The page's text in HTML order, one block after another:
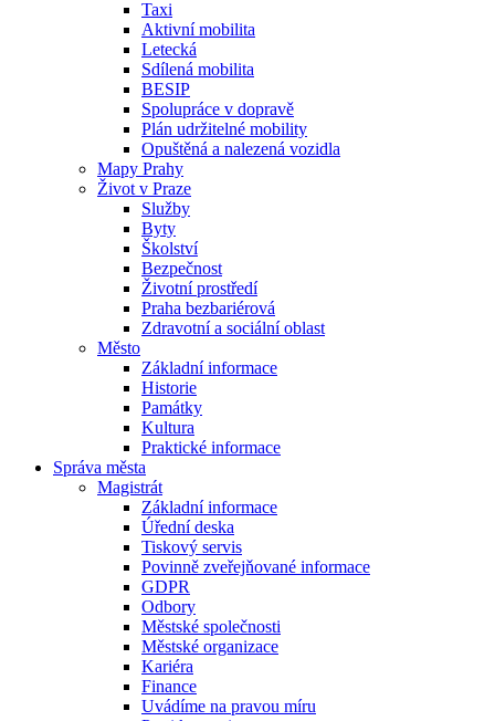
Taxi
Aktivní mobilita
Letecká
Sdílená mobilita
BESIP
Spolupráce v dopravě
Plán udržitelné mobility
Opuštěná a nalezená vozidla
Mapy Prahy
Život v Praze
Služby
Byty
Školství
Bezpečnost
Životní prostředí
Praha bezbariérová
Zdravotní a sociální oblast
Město
Základní informace
Historie
Památky
Kultura
Praktické informace
Správa města
Magistrát
Základní informace
Úřední deska
Tiskový servis
Povinně zveřejňované informace
GDPR
Odbory
Městské společnosti
Městské organizace
Kariéra
Finance
Uvádíme na pravou míru